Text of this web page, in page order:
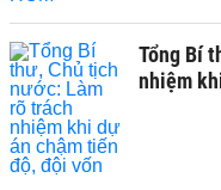
Tổng Bí
nhiệm